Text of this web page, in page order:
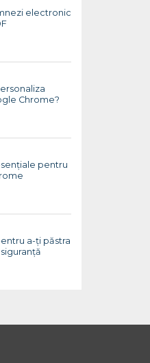
electronic
Chrome?
pentru
a-ți păstra